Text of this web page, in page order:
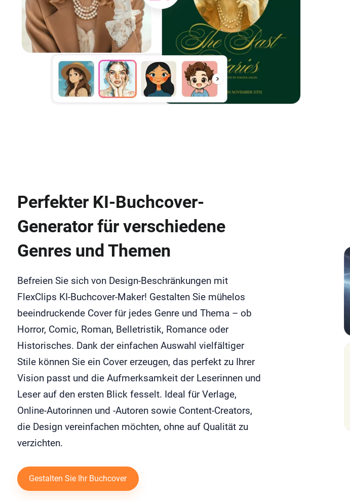
Perfekter KI-Buchcover-
Generator für verschiedene
Genres und Themen
Befreien Sie sich von Design-Beschränkungen mit
FlexClips KI-Buchcover-Maker! Gestalten Sie mühelos
beeindruckende Cover für jedes Genre und Thema – ob
Horror, Comic, Roman, Belletristik, Romance oder
Historisches. Dank der einfachen Auswahl vielfältiger
Stile können Sie ein Cover erzeugen, das perfekt zu Ihrer
Vision passt und die Aufmerksamkeit der Leserinnen und
Leser auf den ersten Blick fesselt. Ideal für Verlage,
Online-Autorinnen und -Autoren sowie Content-Creators,
die Design vereinfachen möchten, ohne auf Qualität zu
verzichten.
Gestalten Sie Ihr Buchcover